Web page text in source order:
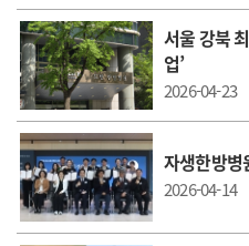
서울 강북
업’
2026-04-23
자생한방병
2026-04-14